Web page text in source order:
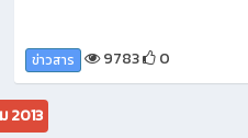
ข่าวสาร 9783 0
2013